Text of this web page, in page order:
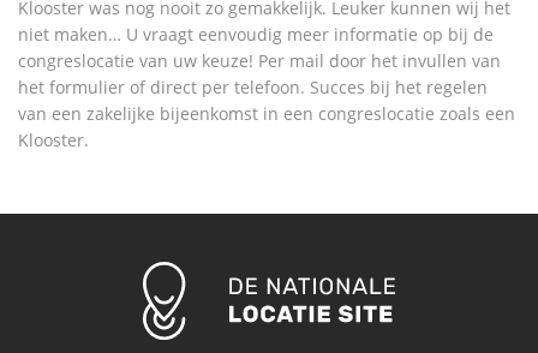
Klooster was nog nooit zo gemakkelijk. Leuker kunnen wij het
niet maken… U vraagt eenvoudig meer informatie op bij de
congreslocatie van uw keuze! Per mail door het invullen van
het formulier of direct per telefoon. Succes bij het regelen
van een zakelijke bijeenkomst in een congreslocatie zoals een
Klooster.